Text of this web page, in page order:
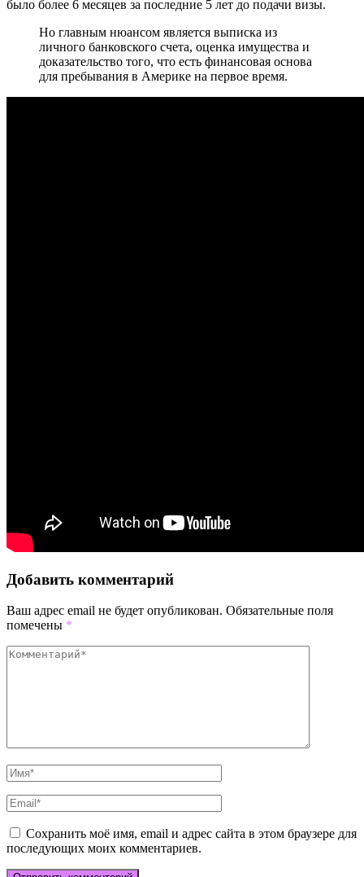
было более 6 месяцев за последние 5 лет до подачи визы.
Но главным нюансом является выписка из
личного банковского счета, оценка имущества и
доказательство того, что есть финансовая основа
для пребывания в Америке на первое время.
Добавить комментарий
Ваш адрес email не будет опубликован. Обязательные поля
помечены *
Сохранить моё имя, email и адрес сайта в этом браузере для
последующих моих комментариев.